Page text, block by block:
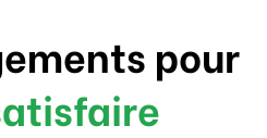
pour